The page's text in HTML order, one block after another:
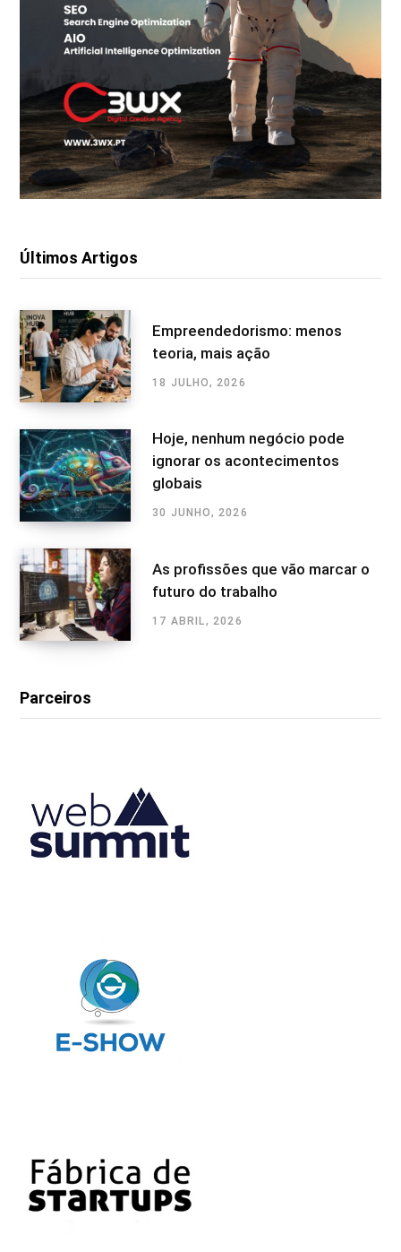
Últimos Artigos
Empreendedorismo: menos
teoria, mais ação
18 JULHO, 2026
Hoje, nenhum negócio pode
ignorar os acontecimentos
globais
30 JUNHO, 2026
As profissões que vão marcar o
futuro do trabalho
17 ABRIL, 2026
Parceiros